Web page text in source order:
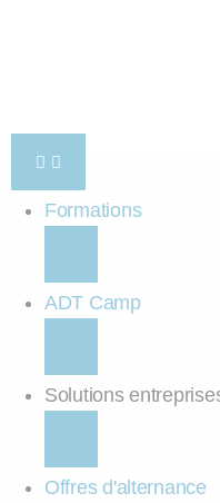
Formations
ADT Camp
Solutions
Offres d'alternance